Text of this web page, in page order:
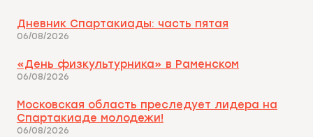
Дневник Спартакиады: часть пятая
06/08/2026
«День физкультурника» в Раменском
06/08/2026
Московская область преследует лидера на
Спартакиаде молодежи!
06/08/2026